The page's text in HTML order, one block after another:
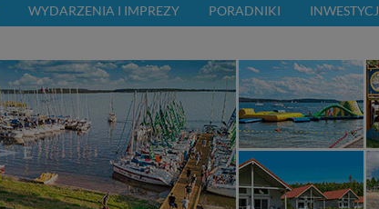
WYDARZENIA I IMPREZY PORADNIKI